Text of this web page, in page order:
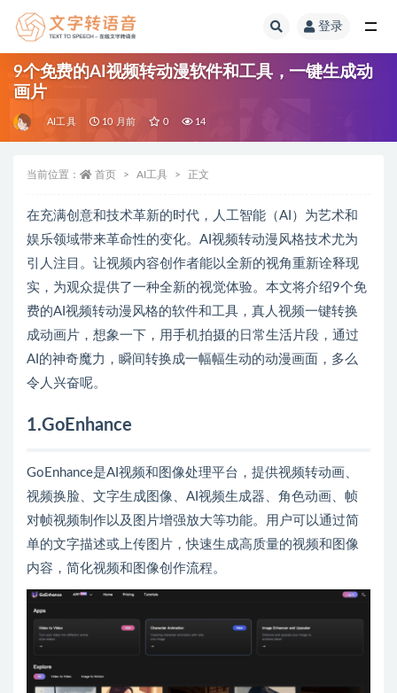
登录
9个免费的AI视频转动漫软件和工具，一键生成动
画片
AI工具 10 月前 0 14
当前位置： 首页 AI工具 正文
在充满创意和技术革新的时代，人工智能（AI）为艺术和
娱乐领域带来革命性的变化。AI视频转动漫风格技术尤为
引人注目。让视频内容创作者能以全新的视角重新诠释现
实，为观众提供了一种全新的视觉体验。本文将介绍9个免
费的AI视频转动漫风格的软件和工具，真人视频一键转换
成动画片，想象一下，用手机拍摄的日常生活片段，通过
AI的神奇魔力，瞬间转换成一幅幅生动的动漫画面，多么
令人兴奋呢。
1.GoEnhance
GoEnhance是AI视频和图像处理平台，提供视频转动画、
视频换脸、文字生成图像、AI视频生成器、角色动画、帧
对帧视频制作以及图片增强放大等功能。用户可以通过简
单的文字描述或上传图片，快速生成高质量的视频和图像
内容，简化视频和图像创作流程。